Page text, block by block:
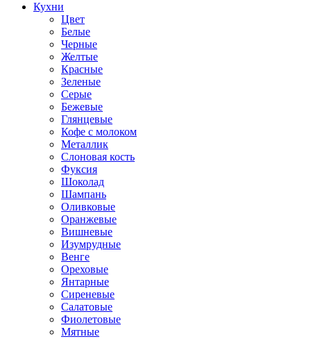
Кухни
Цвет
Белые
Черные
Желтые
Красные
Зеленые
Серые
Бежевые
Глянцевые
Кофе с молоком
Металлик
Слоновая кость
Фуксия
Шоколад
Шампань
Оливковые
Оранжевые
Вишневые
Изумрудные
Венге
Ореховые
Янтарные
Сиреневые
Салатовые
Фиолетовые
Мятные